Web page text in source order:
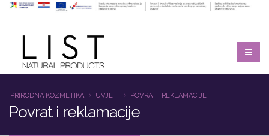
PRIRODNA KOZMETIKA UVJETI POVRAT I REKLAMACIJE
Povrat i reklamacije